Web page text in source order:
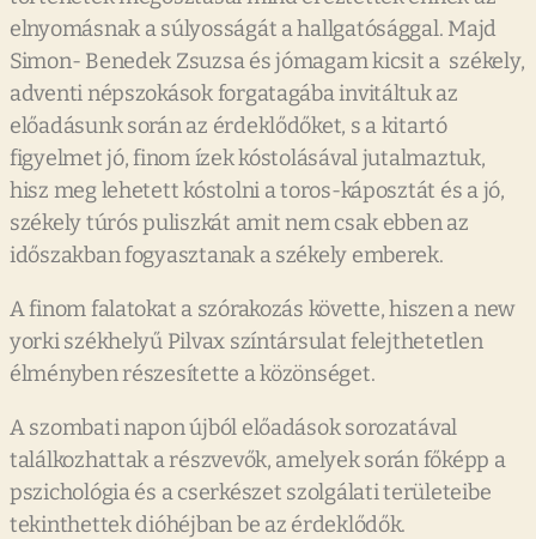
elnyomásnak a súlyosságát a hallgatósággal. Majd
Simon- Benedek Zsuzsa és jómagam kicsit a székely,
adventi népszokások forgatagába invitáltuk az
előadásunk során az érdeklődőket, s a kitartó
figyelmet jó, finom ízek kóstolásával jutalmaztuk,
hisz meg lehetett kóstolni a toros-káposztát és a jó,
székely túrós puliszkát amit nem csak ebben az
időszakban fogyasztanak a székely emberek.
A finom falatokat a szórakozás követte, hiszen a new
yorki székhelyű Pilvax színtársulat felejthetetlen
élményben részesítette a közönséget.
A szombati napon újból előadások sorozatával
találkozhattak a részvevők, amelyek során főképp a
pszichológia és a cserkészet szolgálati területeibe
tekinthettek dióhéjban be az érdeklődők.